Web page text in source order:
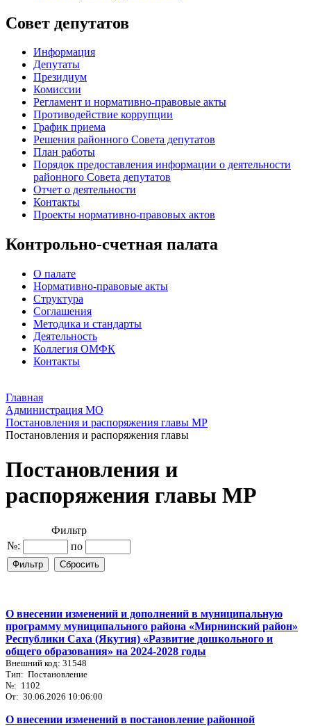
Совет депутатов
Информация
Депутаты
Президиум
Комиссии
Регламент и нормативно-правовые акты
Противодействие коррупции
График приема
Решения районного Совета депутатов
План работы
Порядок предоставления информации о деятельности
районного Совета депутатов
Отчет о деятельности
Контакты
Проекты нормативно-правовых актов
Контрольно-счетная палата
О палате
Нормативно-правовые акты
Структура
Соглашения
Методика и стандарты
Деятельность
Коллегия ОМФК
Контакты
Главная
Администрация МО
Постановления и распоряжения главы МР
Постановления и распоряжения главы
Постановления и
распоряжения главы МР
Фильтр
№:
по
О внесении изменений и дополнений в муниципальную
программу муниципального района «Мирнинский район»
Республики Саха (Якутия) «Развитие дошкольного и
общего образования» на 2024-2028 годы
Внешний код: 31548
Тип: Постановление
№: 1102
От: 30.06.2026 10:06:00
О внесении изменений в постановление районной